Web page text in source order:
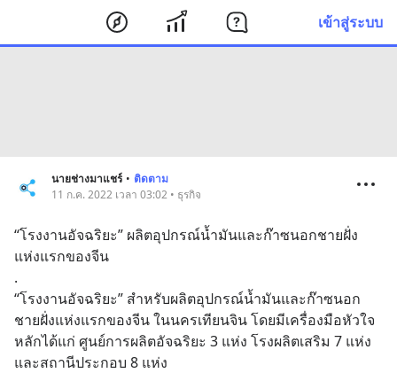
เข้าสู่ระบบ
นายช่างมาแชร์ • ติดตาม
11 ก.ค. 2022 เวลา 03:02 • ธุรกิจ
“โรงงานอัจฉริยะ” ผลิตอุปกรณ์น้ำมันและก๊าซนอกชายฝั่ง
แห่งแรกของจีน
.
“โรงงานอัจฉริยะ” สำหรับผลิตอุปกรณ์น้ำมันและก๊าซนอก
ชายฝั่งแห่งแรกของจีน​ ในนครเทียนจิน โดยมีเครื่องมือหัวใจ
หลักได้แก่ ศูนย์การผลิตอัจฉริยะ 3 แห่ง โรงผลิตเสริม 7 แห่ง
และสถานีประกอบ 8 แห่ง